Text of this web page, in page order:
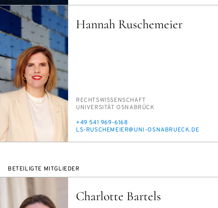
Hannah Ruschemeier
PERSON_RESEARCH_SUBJECT
RECHTS­WIS­SEN­SCHAFT
INSTITUTION
UNI­VER­SI­TÄT OS­NA­BRÜCK
TELEFON
+49 541 969-6168
E-
LS-RU­SCHE­MEI­ER@UNI-OS­NABRU­ECK.DE
BETEILIGTE MITGLIEDER
Charlotte Bartels